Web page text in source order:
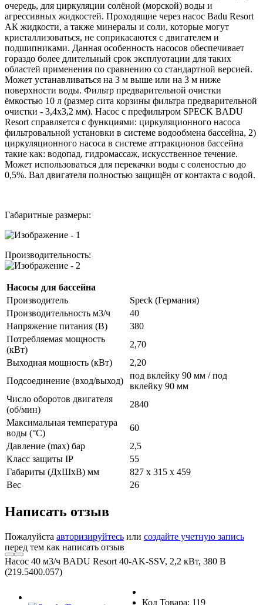
очередь, для циркуляции солёной (морской) воды и
агрессивных жидкостей. Проходящие через насос Badu Resort
АК жидкости, а также минералы и соли, которые могут
кристаллизоваться, не соприкасаются с двигателем и
подшипниками. Данная особенность насосов обеспечивает
гораздо более длительный срок эксплуотации для таких
областей применения по сравнению со стандартной версией.
Может устанавливаться на 3 м выше или на 3 м ниже
поверхности воды. Фильтр предварительной очистки
ёмкостью 10 л (размер сита корзины фильтра предварительной
очистки - 3,4x3,2 мм). Насос с префильтром SPECK BADU
Resort справляется с функциями: циркуляционного насоса
фильтровальной установки в системе водообмена бассейна, 2)
циркуляционного насоса в системе аттракционов бассейна
такие как: водопад, гидромассаж, искусственное течение.
Может использоваться для перекачки воды с соленостью до
0,5%. Вал двигателя полностью защищён от контакта с водой.
Габаритные размеры:
Производительность:
Насосы для бассейна
Производитель
Speck (Германия)
Производительность м3/ч
40
Напряжение питания (В)
380
Потребляемая мощность
(кВт)
2,70
Выходная мощность (кВт)
2,20
Подсоединение (вход/выход)
под вклейку 90 мм / под
вклейку 90 мм
Число оборотов двигателя
(об/мин)
2840
Максимальная температура
воды (°С)
60
Давление (max) бар
2,5
Класс защиты IP
55
Габариты (ДxШxВ) мм
827 x 315 x 459
Вес
26
Написать отзыв
Пожалуйста авторизируйтесь или создайте учетную запись
перед тем как написать отзыв
Насос 40 м3/ч BADU Resort 40-AK-SSV, 2,2 кВт, 380 В
(219.5400.057)
Код Товара: 119